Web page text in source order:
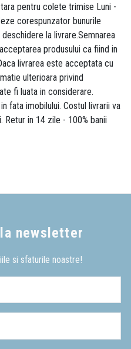
pentru colete trimise Luni -
corespunzator bunurile
la livrare.Semnarea
produsului ca fiind in
livrarea este acceptata cu
ulterioara privind
fi luata in considerare.
fata imobilului. Costul livrarii va
Retur in 14 zile - 100% banii
newsletter
si sfaturile noastre!